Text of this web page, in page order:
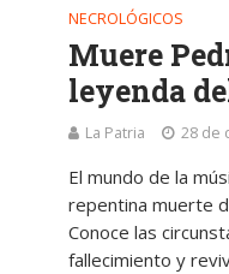
NECROLÓGICOS
Muere
leyenda
La Patria 28 de
El mundo de la
repentina muerte
Conoce las
fallecimiento y